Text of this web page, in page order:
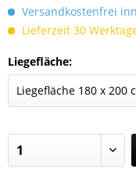
Versandkostenfrei
Lieferzeit 30
Liegefläche: